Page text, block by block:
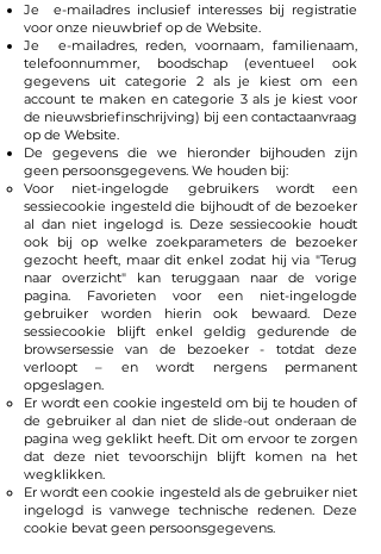
Je e-mailadres inclusief interesses bij registratie
voor onze nieuwbrief op de Website.
Je e-mailadres, reden, voornaam, familienaam,
telefoonnummer, boodschap (eventueel ook
gegevens uit categorie 2 als je kiest om een
account te maken en categorie 3 als je kiest voor
de nieuwsbriefinschrijving) bij een contactaanvraag
op de Website.
De gegevens die we hieronder bijhouden zijn
geen persoonsgegevens. We houden bij:
Voor niet-ingelogde gebruikers wordt een
sessiecookie ingesteld die bijhoudt of de bezoeker
al dan niet ingelogd is. Deze sessiecookie houdt
ook bij op welke zoekparameters de bezoeker
gezocht heeft, maar dit enkel zodat hij via "Terug
naar overzicht" kan teruggaan naar de vorige
pagina. Favorieten voor een niet-ingelogde
gebruiker worden hierin ook bewaard. Deze
sessiecookie blijft enkel geldig gedurende de
browsersessie van de bezoeker - totdat deze
verloopt – en wordt nergens permanent
opgeslagen.
Er wordt een cookie ingesteld om bij te houden of
de gebruiker al dan niet de slide-out onderaan de
pagina weg geklikt heeft. Dit om ervoor te zorgen
dat deze niet tevoorschijn blijft komen na het
wegklikken.
Er wordt een cookie ingesteld als de gebruiker niet
ingelogd is vanwege technische redenen. Deze
cookie bevat geen persoonsgegevens.